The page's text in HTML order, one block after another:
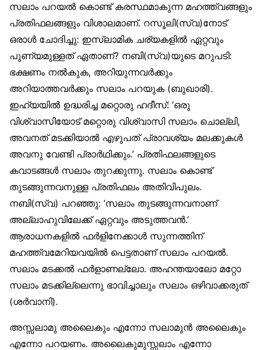
സലാം പറയൽ കൊണ്ട് കരസ്ഥമാകുന്ന മഹത്ത്വങ്ങളും
പ്രതിഫലങ്ങളും വിശാലമാണ്. റസൂലി(സ്വ)നോട്
ഒരാൾ ചോദിച്ചു: ഇസ്‌ലാമിക ചര്യകളിൽ ഏറ്റവും
പുണ്യമുള്ളത് ഏതാണ്? നബി(സ്വ)യുടെ മറുപടി:
ഭക്ഷണം നൽകുക, അറിയുന്നവർക്കും
അറിയാത്തവർക്കും സലാം പറയുക (ബുഖാരി).
ഇഹ്‌യയിൽ ഉദ്ധരിച്ച മറ്റൊരു ഹദീസ്: ‘ഒരു
വിശ്വാസിയോട് മറ്റൊരു വിശ്വാസി സലാം ചൊല്ലി,
അവനത് മടക്കിയാൽ എഴുപത് പ്രാവശ്യം മലക്കുകൾ
അവനു വേണ്ടി പ്രാർഥിക്കും.’ പ്രതിഫലങ്ങളുടെ
കവാടങ്ങൾ സലാം തുറക്കുന്നു. സലാം കൊണ്ട്
തുടങ്ങുന്നവനുള്ള പ്രതിഫലം അതിവിപുലം.
നബി(സ്വ) പറഞ്ഞു: ‘സലാം തുടങ്ങുന്നവനാണ്
അല്ലാഹുവിലേക്ക് ഏറ്റവും അടുത്തവൻ.’
ആരാധനകളിൽ ഫർളിനേക്കാൾ സുന്നത്തിന്
മഹത്ത്വമേറിയവയിൽ പെട്ടതാണ് സലാം പറയൽ.
സലാം മടക്കൽ ഫർളാണല്ലോ. അഹന്തയാലോ മറ്റോ
സലാം മടക്കില്ലെന്നു ഭാവിച്ചാലും സലാം ഒഴിവാക്കരുത്
(ശർവാനി).
അസ്സലാമു അലൈകും എന്നോ സലാമുൻ അലൈകും
എന്നോ പറയണം. അലൈകുമുസ്സലാം എന്നോ